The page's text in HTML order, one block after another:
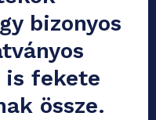
bizonyos
is fekete
össze.